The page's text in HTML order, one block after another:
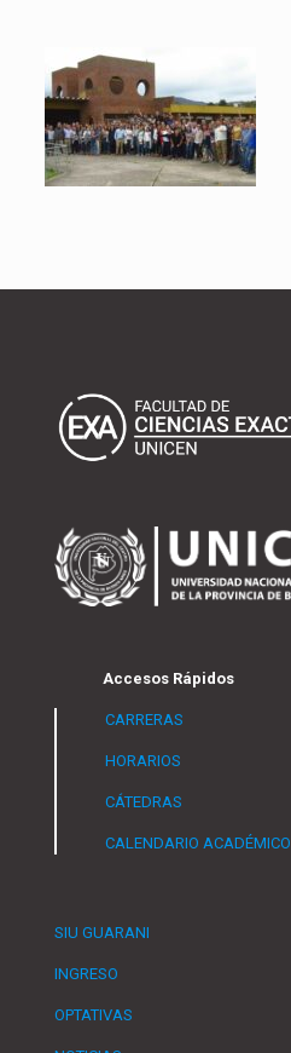
Accesos Rápidos
CARRERAS
HORARIOS
CÁTEDRAS
CALENDARIO ACADÉMICO
SIU GUARANI
INGRESO
OPTATIVAS